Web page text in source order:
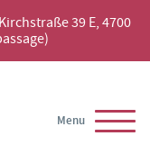
39 E, 4700
Menu